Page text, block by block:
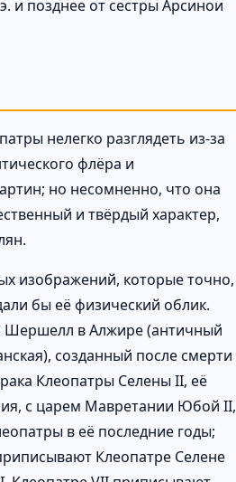
и позднее от сестры Арсинои
нелегко разглядеть из-за
флёра и
но несомненно, что она
и твёрдый характер,
изображений, которые точно,
бы её физический облик.
в Алжире (античный
созданный после смерти
Клеопатры Селены II, её
с царем Мавретании Юбой II,
в её последние годы;
Клеопатре Селене